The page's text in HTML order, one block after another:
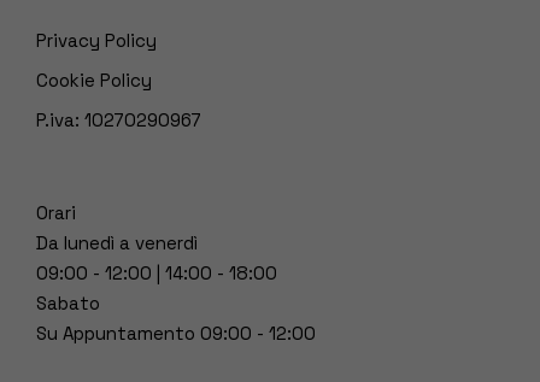
Privacy Policy
Cookie Policy
P.iva: 10270290967
Orari
Da lunedì a venerdì
09:00 - 12:00 | 14:00 - 18:00
Sabato
Su Appuntamento 09:00 - 12:00